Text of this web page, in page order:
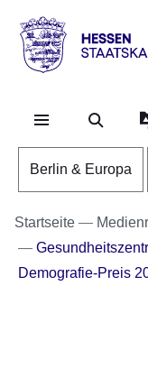
Hessen
Staatskanzlei
Berlin & Europa
Startseite
Demografie-Preis